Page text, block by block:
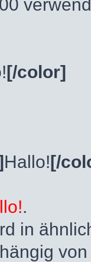
[/color]
Hallo![/
.
in